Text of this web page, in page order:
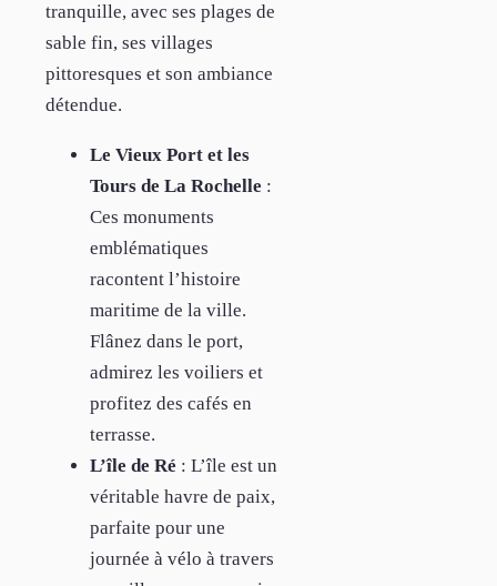
tranquille, avec ses plages de
sable fin, ses villages
pittoresques et son ambiance
détendue.
Le Vieux Port et les
Tours de La Rochelle :
Ces monuments
emblématiques
racontent l’histoire
maritime de la ville.
Flânez dans le port,
admirez les voiliers et
profitez des cafés en
terrasse.
L’île de Ré : L’île est un
véritable havre de paix,
parfaite pour une
journée à vélo à travers